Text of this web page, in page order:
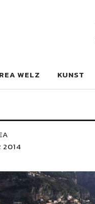
WELZ KUNST
2014